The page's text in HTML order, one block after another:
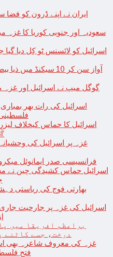
ایران نے اپنے ڈرون کو
سعودیہ اور جنوبی کوریا کا
اسرائیل کو لائسنس ٹو کِل دیا
آواز سن کر 10 سیکنڈ
گوگل میپ نے اسرائیل اور غزہ
اسرائیل کا حماس کیخلاف
فرانسیسی صدر ایمانوئل
براعظم افریقا میں
درخت، جسے کاٹنے
غزہ کی معروف شاعرہ بھی
فتح